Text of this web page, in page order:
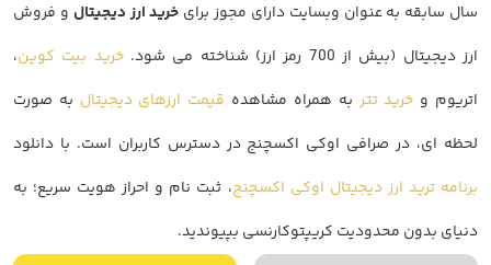
سال سابقه به عنوان وبسایت دارای مجوز برای خرید ارز دیجیتال و فروش
ارز دیجیتال (بیش از 700 رمز ارز) شناخته می شود.
خرید بیت کوین،
اتریوم و خرید تتر به همراه مشاهده قیمت ارزهای دیجیتال به صورت
لحظه ای، در صرافی اوکی اکسچنج در دسترس کاربران است. با دانلود
برنامه ترید ارز دیجیتال اوکی اکسچنج، ثبت نام و احراز هویت سریع؛ به
دنیای بدون محدودیت کریپتوکارنسی بپیوندید.